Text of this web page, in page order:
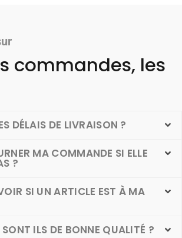
commandes, les
DÉLAIS DE LIVRAISON ?
MA COMMANDE SI ELLE
?
SI UN ARTICLE EST À MA
ILS DE BONNE QUALITÉ ?